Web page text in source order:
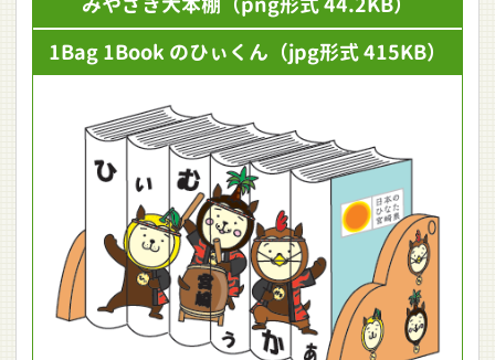
1Bag 1Book のひぃくん （jpg形式 415KB）